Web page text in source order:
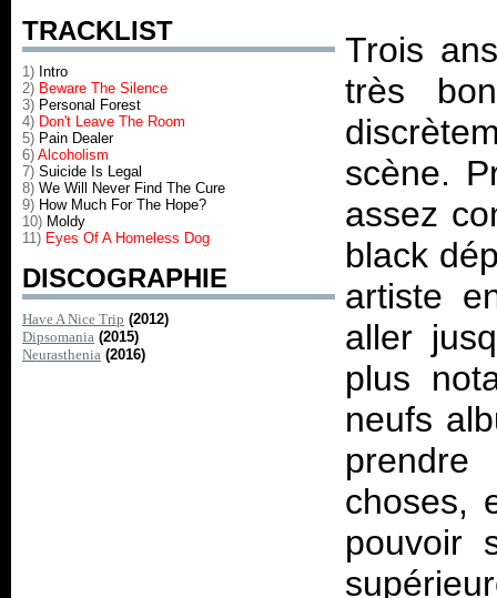
TRACKLIST
1) Intro
2) Beware The Silence
3) Personal Forest
4) Don't Leave The Room
5) Pain Dealer
6) Alcoholism
7) Suicide Is Legal
8) We Will Never Find The Cure
9) How Much For The Hope?
10) Moldy
11) Eyes Of A Homeless Dog
DISCOGRAPHIE
Have A Nice Trip (2012)
Dipsomania (2015)
Neurasthenia (2016)
Trois
très
scène.
assez
black
artiste
aller
plus
neufs
choses,
pouvoir